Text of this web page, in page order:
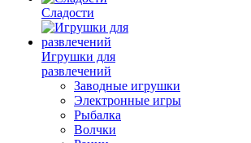
Сладости
Игрушки для
развлечений
Заводные игрушки
Электронные игры
Рыбалка
Волчки